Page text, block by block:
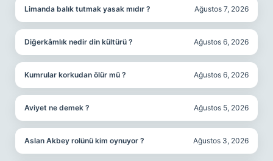
Limanda balık tutmak yasak mıdır ? Ağustos 7, 2026
Diğerkâmlık nedir din kültürü ? Ağustos 6, 2026
Kumrular korkudan ölür mü ? Ağustos 6, 2026
Aviyet ne demek ? Ağustos 5, 2026
Aslan Akbey rolünü kim oynuyor ? Ağustos 3, 2026